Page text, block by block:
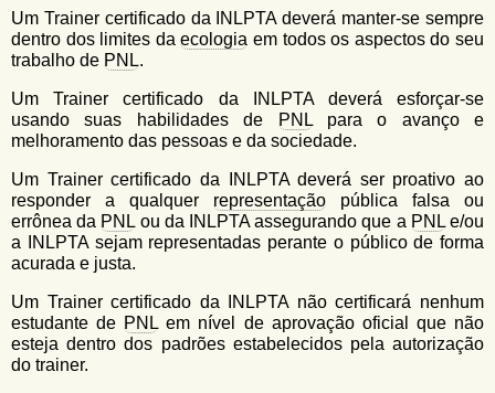
b
u
c
a
Um Trainer certificado da INLPTA deverá manter-se sempre
dentro dos limites daecologia em todos os aspectos do seu
trabalho de PNL.
Um Trainer certificado da INLPTA deverá esforçar-se
usando suas habilidades de PNLpara o avanço e
melhoramento das pessoas e da sociedade.
Um Trainer certificado da INLPTA deverá ser proativo ao
responder a qualquer representação pública falsa ou
errônea daPNLou da INLPTA assegurando que a PNLe/ou
a INLPTA sejam representadas perante o público de forma
acurada e justa.
Um Trainer certificado da INLPTA não certificará nenhum
estudante dePNLem nível de aprovação oficial que não
esteja dentro dos padrões estabelecidos pela autorização
do trainer.